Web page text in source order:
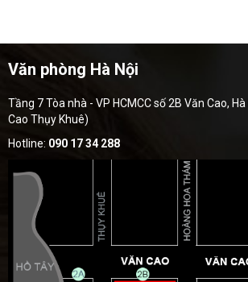
Văn phòng Hà Nội
Tầng 7 Tòa nhà - VP HCMCC số 2B Văn Cao,
Cao Thụy Khuê)
Hotline: 090 17 34 288